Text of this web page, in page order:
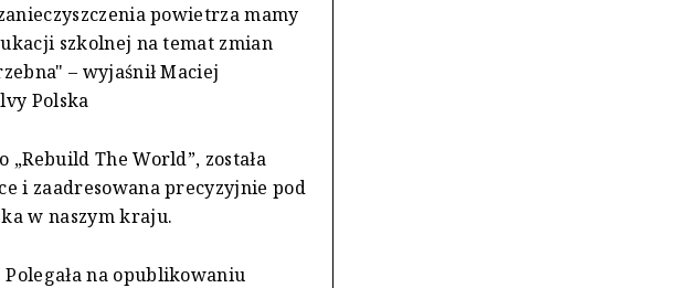
powietrza mamy
szkolnej na temat zmian
– wyjaśnił Maciej
Polska
The World”, została
i zaadresowana precyzyjnie pod
w naszym kraju.
na opublikowaniu